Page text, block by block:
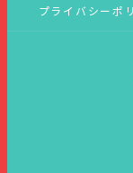
プライバシーポ